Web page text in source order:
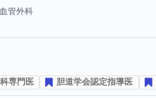
管外科
専門医 胆道学会認定指導医